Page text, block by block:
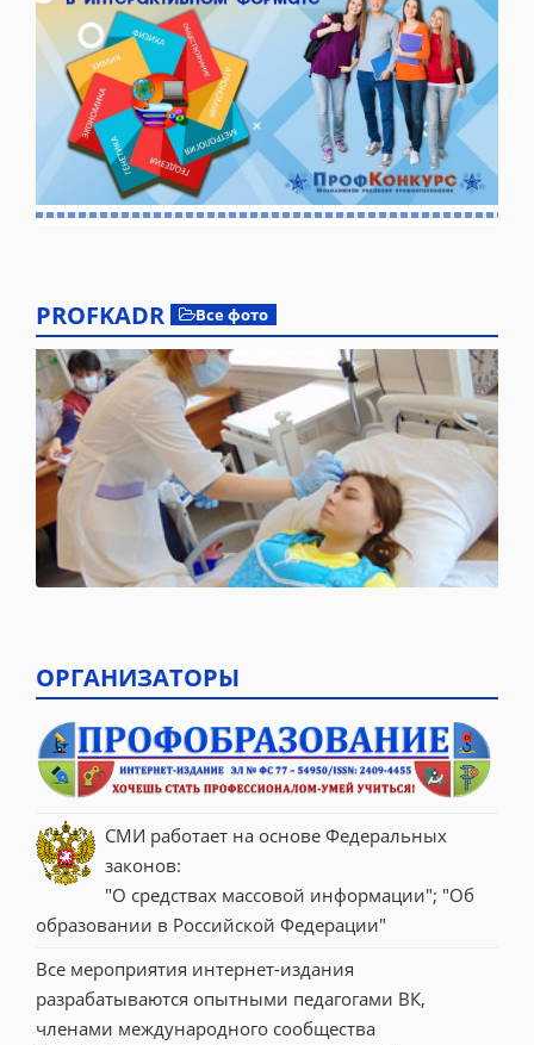
PROFKADR Все фото
ОРГАНИЗАТОРЫ
СМИ работает на основе Федеральных
законов:
"О средствах массовой информации"; "Об
образовании в Российской Федерации"
Все мероприятия интернет-издания
разрабатываются опытными педагогами ВК,
членами международного сообщества